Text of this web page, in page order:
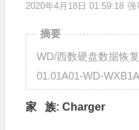
2020年4月18日 01:59:18 强
摘要
WD/西数硬盘数据恢
01.01A01-WD-
家 族: Charger